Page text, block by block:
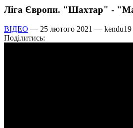
Ліга Європи. "Шахтар" -
ВІДЕО — 25 лютого 2021 — kendu19
Поділитись: